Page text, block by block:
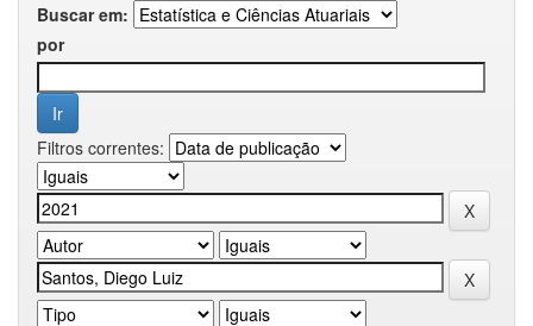
Buscar em:
por
Filtros correntes: